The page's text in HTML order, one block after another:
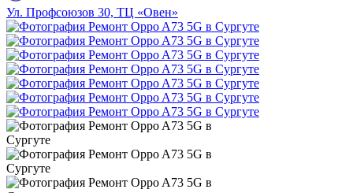
Ул. Профсоюзов 30, ТЦ «Овен»